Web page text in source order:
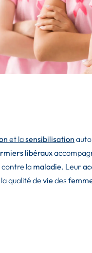
et lasensibilisation
libéraux
contre la maladie. Leur
qualité devie des